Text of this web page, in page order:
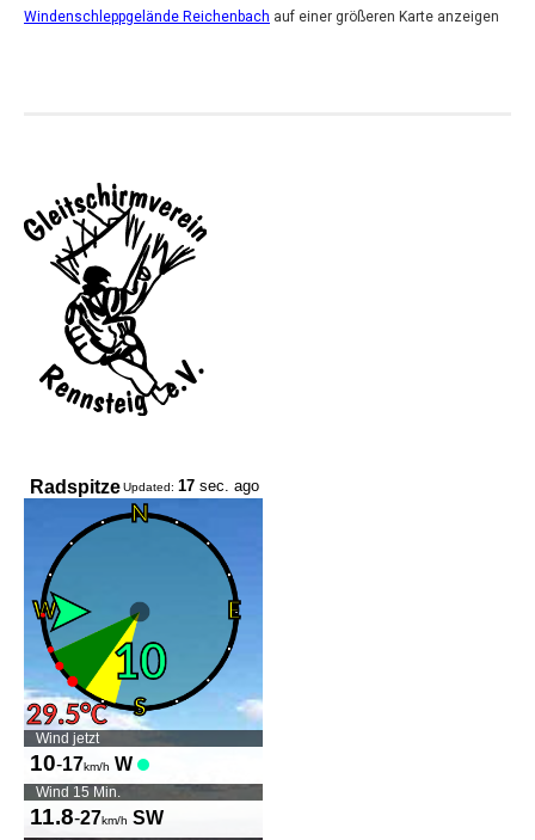
Windenschleppgelände Reichenbach auf einer größeren Karte anzeigen